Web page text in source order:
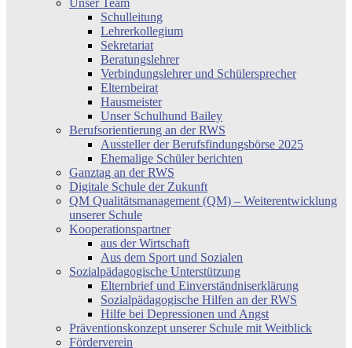
Unser Team
Schulleitung
Lehrerkollegium
Sekretariat
Beratungslehrer
Verbindungslehrer und Schülersprecher
Elternbeirat
Hausmeister
Unser Schulhund Bailey
Berufsorientierung an der RWS
Aussteller der Berufsfindungsbörse 2025
Ehemalige Schüler berichten
Ganztag an der RWS
Digitale Schule der Zukunft
QM Qualitätsmanagement (QM) – Weiterentwicklung
unserer Schule
Kooperationspartner
aus der Wirtschaft
Aus dem Sport und Sozialen
Sozialpädagogische Unterstützung
Elternbrief und Einverständniserklärung
Sozialpädagogische Hilfen an der RWS
Hilfe bei Depressionen und Angst
Präventionskonzept unserer Schule mit Weitblick
Förderverein